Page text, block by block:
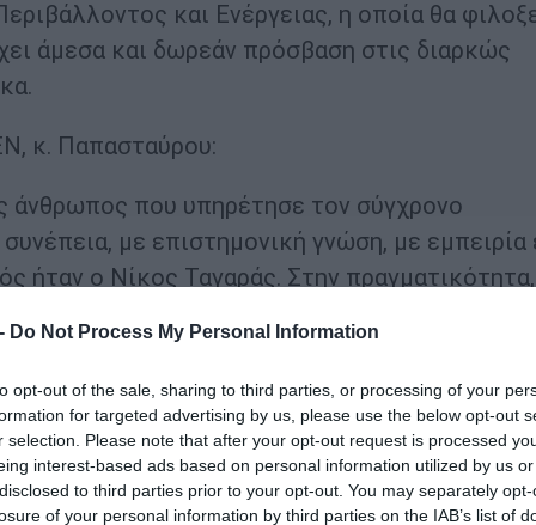
Do Not Process My Personal Information
opt-out of the sale, sharing to third parties, or processing of your
for targeted advertising by us, please use the below opt-out
selection. Please note that after your opt-out request is processed
interest-based ads based on personal information utilized by us
to third parties prior to your opt-out. You may separately
of your personal information by third parties on the IAB’s list of
και Ενέργειας, η οποία θα
άμεσα και δωρεάν πρόσβαση στις διαρκώς
κ. Παπασταύρου:
άνθρωπος που υπηρέτησε τον σύγχρονο
με επιστημονική γνώση, με εμπειρία
ήταν ο Νίκος Ταγαράς. Στην
της χώρας μας. Γι’ αυτό και δεν είναι
σημείο αναφοράς, πέρα από κόμματα και
την Τρίτη, στην Επιτροπή, όπου όλοι οι
αναγνώρισης τόσο του χαρακτήρα
Ταγαράς ενώνει ακόμα και μετά τον
του, τη σεμνότητά του, δίδαξε σε όσους